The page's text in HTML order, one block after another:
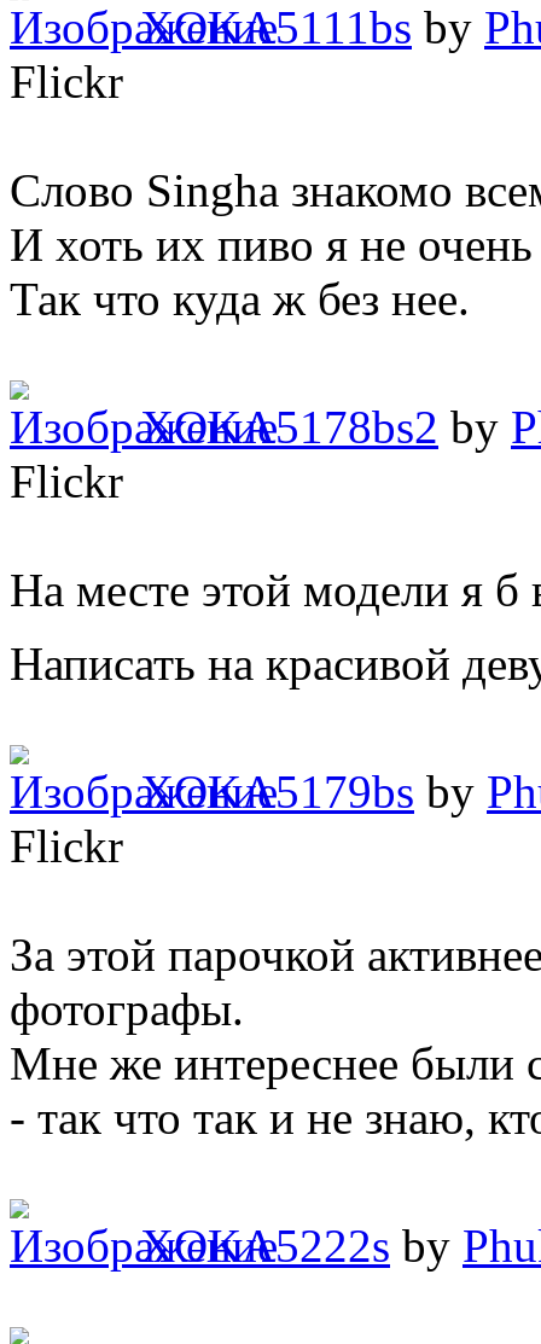
XOKA5111bs by
Flickr
Слово Singha знакомо
И хоть их пиво я не
Так что куда ж без нее.
XOKA5178bs2 by
Flickr
На месте этой модели я б
Написать на красивой
XOKA5179bs by
Flickr
За этой парочкой
фотографы.
Мне же интереснее
- так что так и не знаю,
XOKA5222s by